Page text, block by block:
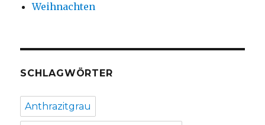
Weihnachten
SCHLAGWÖRTER
Anthrazitgrau